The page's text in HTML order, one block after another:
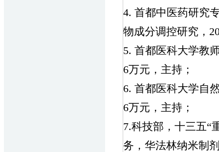
4. 首都中医药研究
物成分调控研究，
5. 首都医科大学教
6万元，主持；
6. 首都医科大学自
6万元，主持；
7.科技部，十三五“
务，华法林纳米制